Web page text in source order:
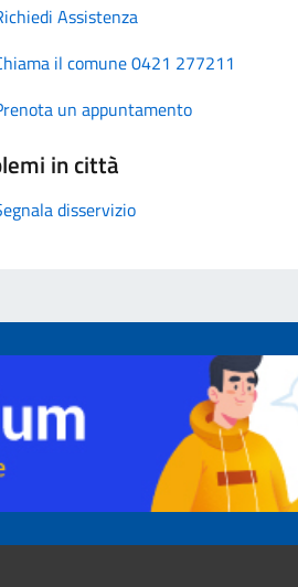
Assistenza
il comune 0421 277211
un appuntamento
in città
disservizio